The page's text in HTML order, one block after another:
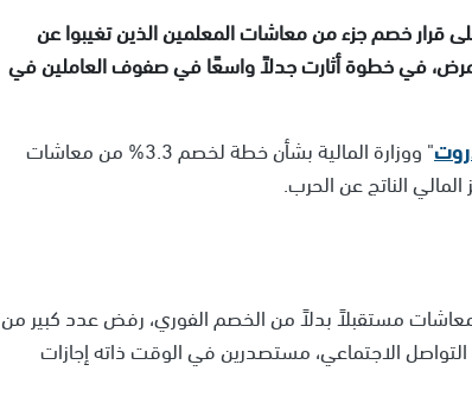
خصم جزء من معاشات المعلمين الذين تغيبوا عن
في خطوة أثارت جدلاً واسعًا في صفوف العاملين في
" ووزارة المالية بشأن خطة لخصم 3.3% من معاشات
الناتج عن الحرب.
2025 يقضي بتأجيل رفع المعاشات مستقبلاً بدلاً من الخصم الفوري، رفض عدد كبير من
الاجتماعي، مستصدرين في الوقت ذاته إجازات